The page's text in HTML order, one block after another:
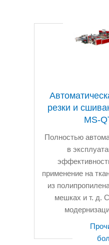
резки и
MS-
Полностью
в
применение на
из
мешках и т. д.